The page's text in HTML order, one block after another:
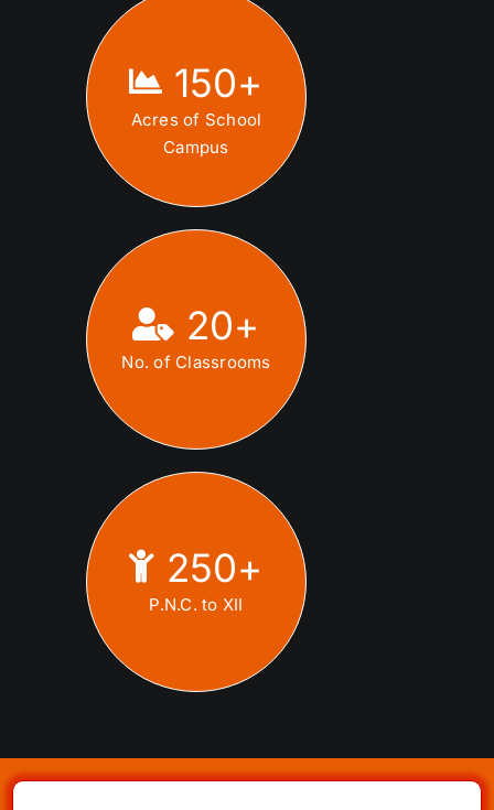
150+
Acres of School
Campus
20+
No. of Classrooms
250+
P.N.C. to XII